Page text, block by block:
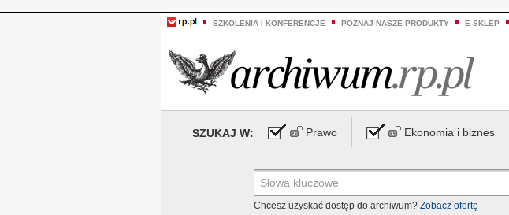
SZKOLENIA I KONFERENCJE POZNAJ NASZE PRODUKTY E-SKLEP
SZUKAJ W: Prawo Ekonomia i biznes
Chcesz uzyskać dostęp do archiwum? Zobacz ofertę